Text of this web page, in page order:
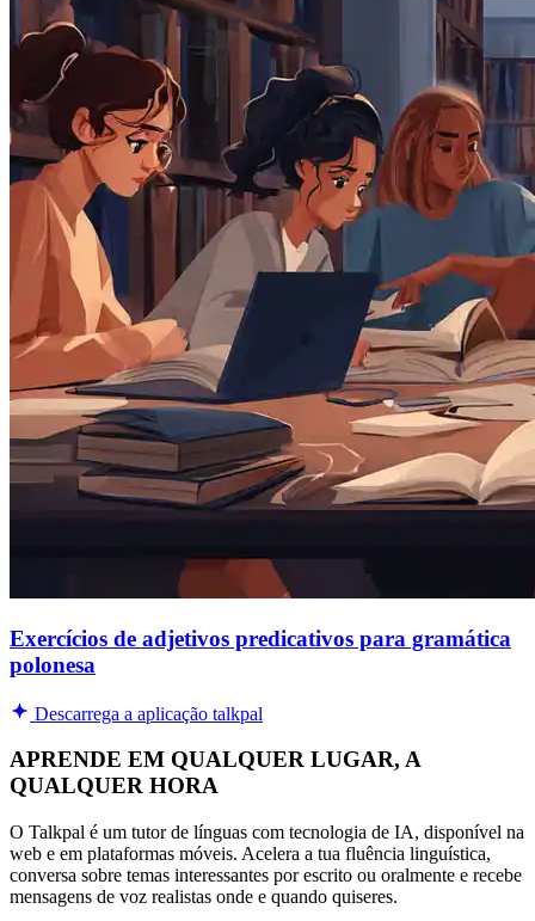
Exercícios de adjetivos predicativos para gramática
polonesa
Descarrega a aplicação talkpal
APRENDE EM QUALQUER LUGAR, A
QUALQUER HORA
O Talkpal é um tutor de línguas com tecnologia de IA, disponível na
web e em plataformas móveis. Acelera a tua fluência linguística,
conversa sobre temas interessantes por escrito ou oralmente e recebe
mensagens de voz realistas onde e quando quiseres.